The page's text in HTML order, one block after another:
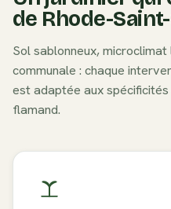
de Rhode-
Solsablonneux,
communale : chaque
est adaptée aux
flamand.